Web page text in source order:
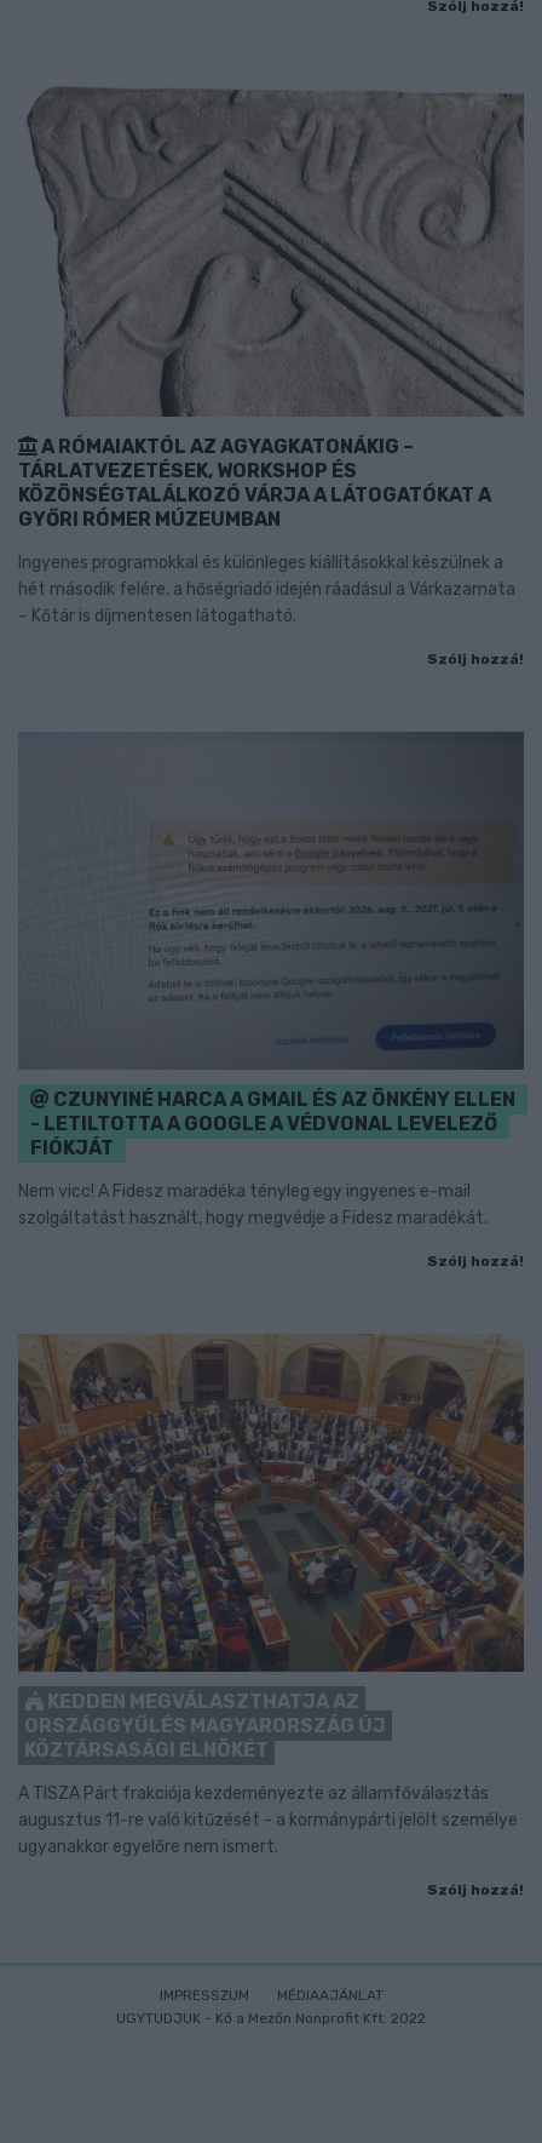
Szólj hozzá!
A RÓMAIAKTÓL AZ AGYAGKATONÁKIG –
TÁRLATVEZETÉSEK, WORKSHOP ÉS
KÖZÖNSÉGTALÁLKOZÓ VÁRJA A LÁTOGATÓKAT A
GYŐRI RÓMER MÚZEUMBAN
Ingyenes programokkal és különleges kiállításokkal készülnek a
hét második felére, a hőségriadó idején ráadásul a Várkazamata
– Kőtár is díjmentesen látogatható.
Szólj hozzá!
CZUNYINÉ HARCA A GMAIL ÉS AZ ÖNKÉNY ELLEN
- LETILTOTTA A GOOGLE A VÉDVONAL LEVELEZŐ
FIÓKJÁT
Nem vicc! A Fidesz maradéka tényleg egy ingyenes e-mail
szolgáltatást használt, hogy megvédje a Fidesz maradékát.
Szólj hozzá!
KEDDEN MEGVÁLASZTHATJA AZ
ORSZÁGGYŰLÉS MAGYARORSZÁG ÚJ
KÖZTÁRSASÁGI ELNÖKÉT
A TISZA Párt frakciója kezdeményezte az államfőválasztás
augusztus 11-re való kitűzését - a kormánypárti jelölt személye
ugyanakkor egyelőre nem ismert.
Szólj hozzá!
IMPRESSZUM
MÉDIAAJÁNLAT
UGYTUDJUK - Kő a Mezőn Nonprofit Kft. 2022